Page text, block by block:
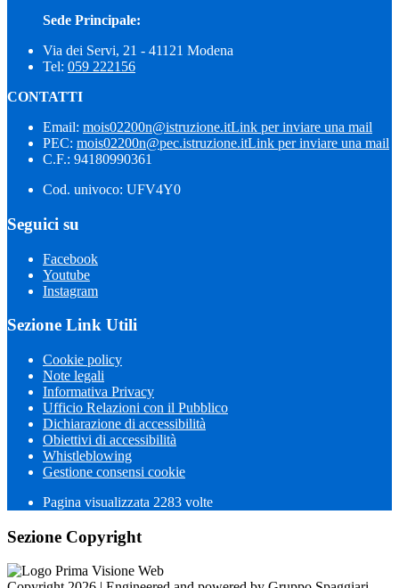
Sede Principale:
Via dei Servi, 21 - 41121 Modena
Tel: 059 222156
CONTATTI
Email: mois02200n@istruzione.itLink per inviare una mail
PEC: mois02200n@pec.istruzione.itLink per inviare una mail
C.F.: 94180990361
Cod. univoco: UFV4Y0
Seguici su
Facebook
Youtube
Instagram
Sezione Link Utili
Cookie policy
Note legali
Informativa Privacy
Ufficio Relazioni con il Pubblico
Dichiarazione di accessibilità
Obiettivi di accessibilità
Whistleblowing
Gestione consensi cookie
Pagina visualizzata 2283 volte
Sezione Copyright